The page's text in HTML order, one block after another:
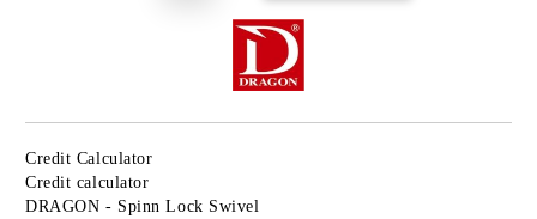
Credit Calculator
Credit calculator
DRAGON - Spinn Lock Swivel